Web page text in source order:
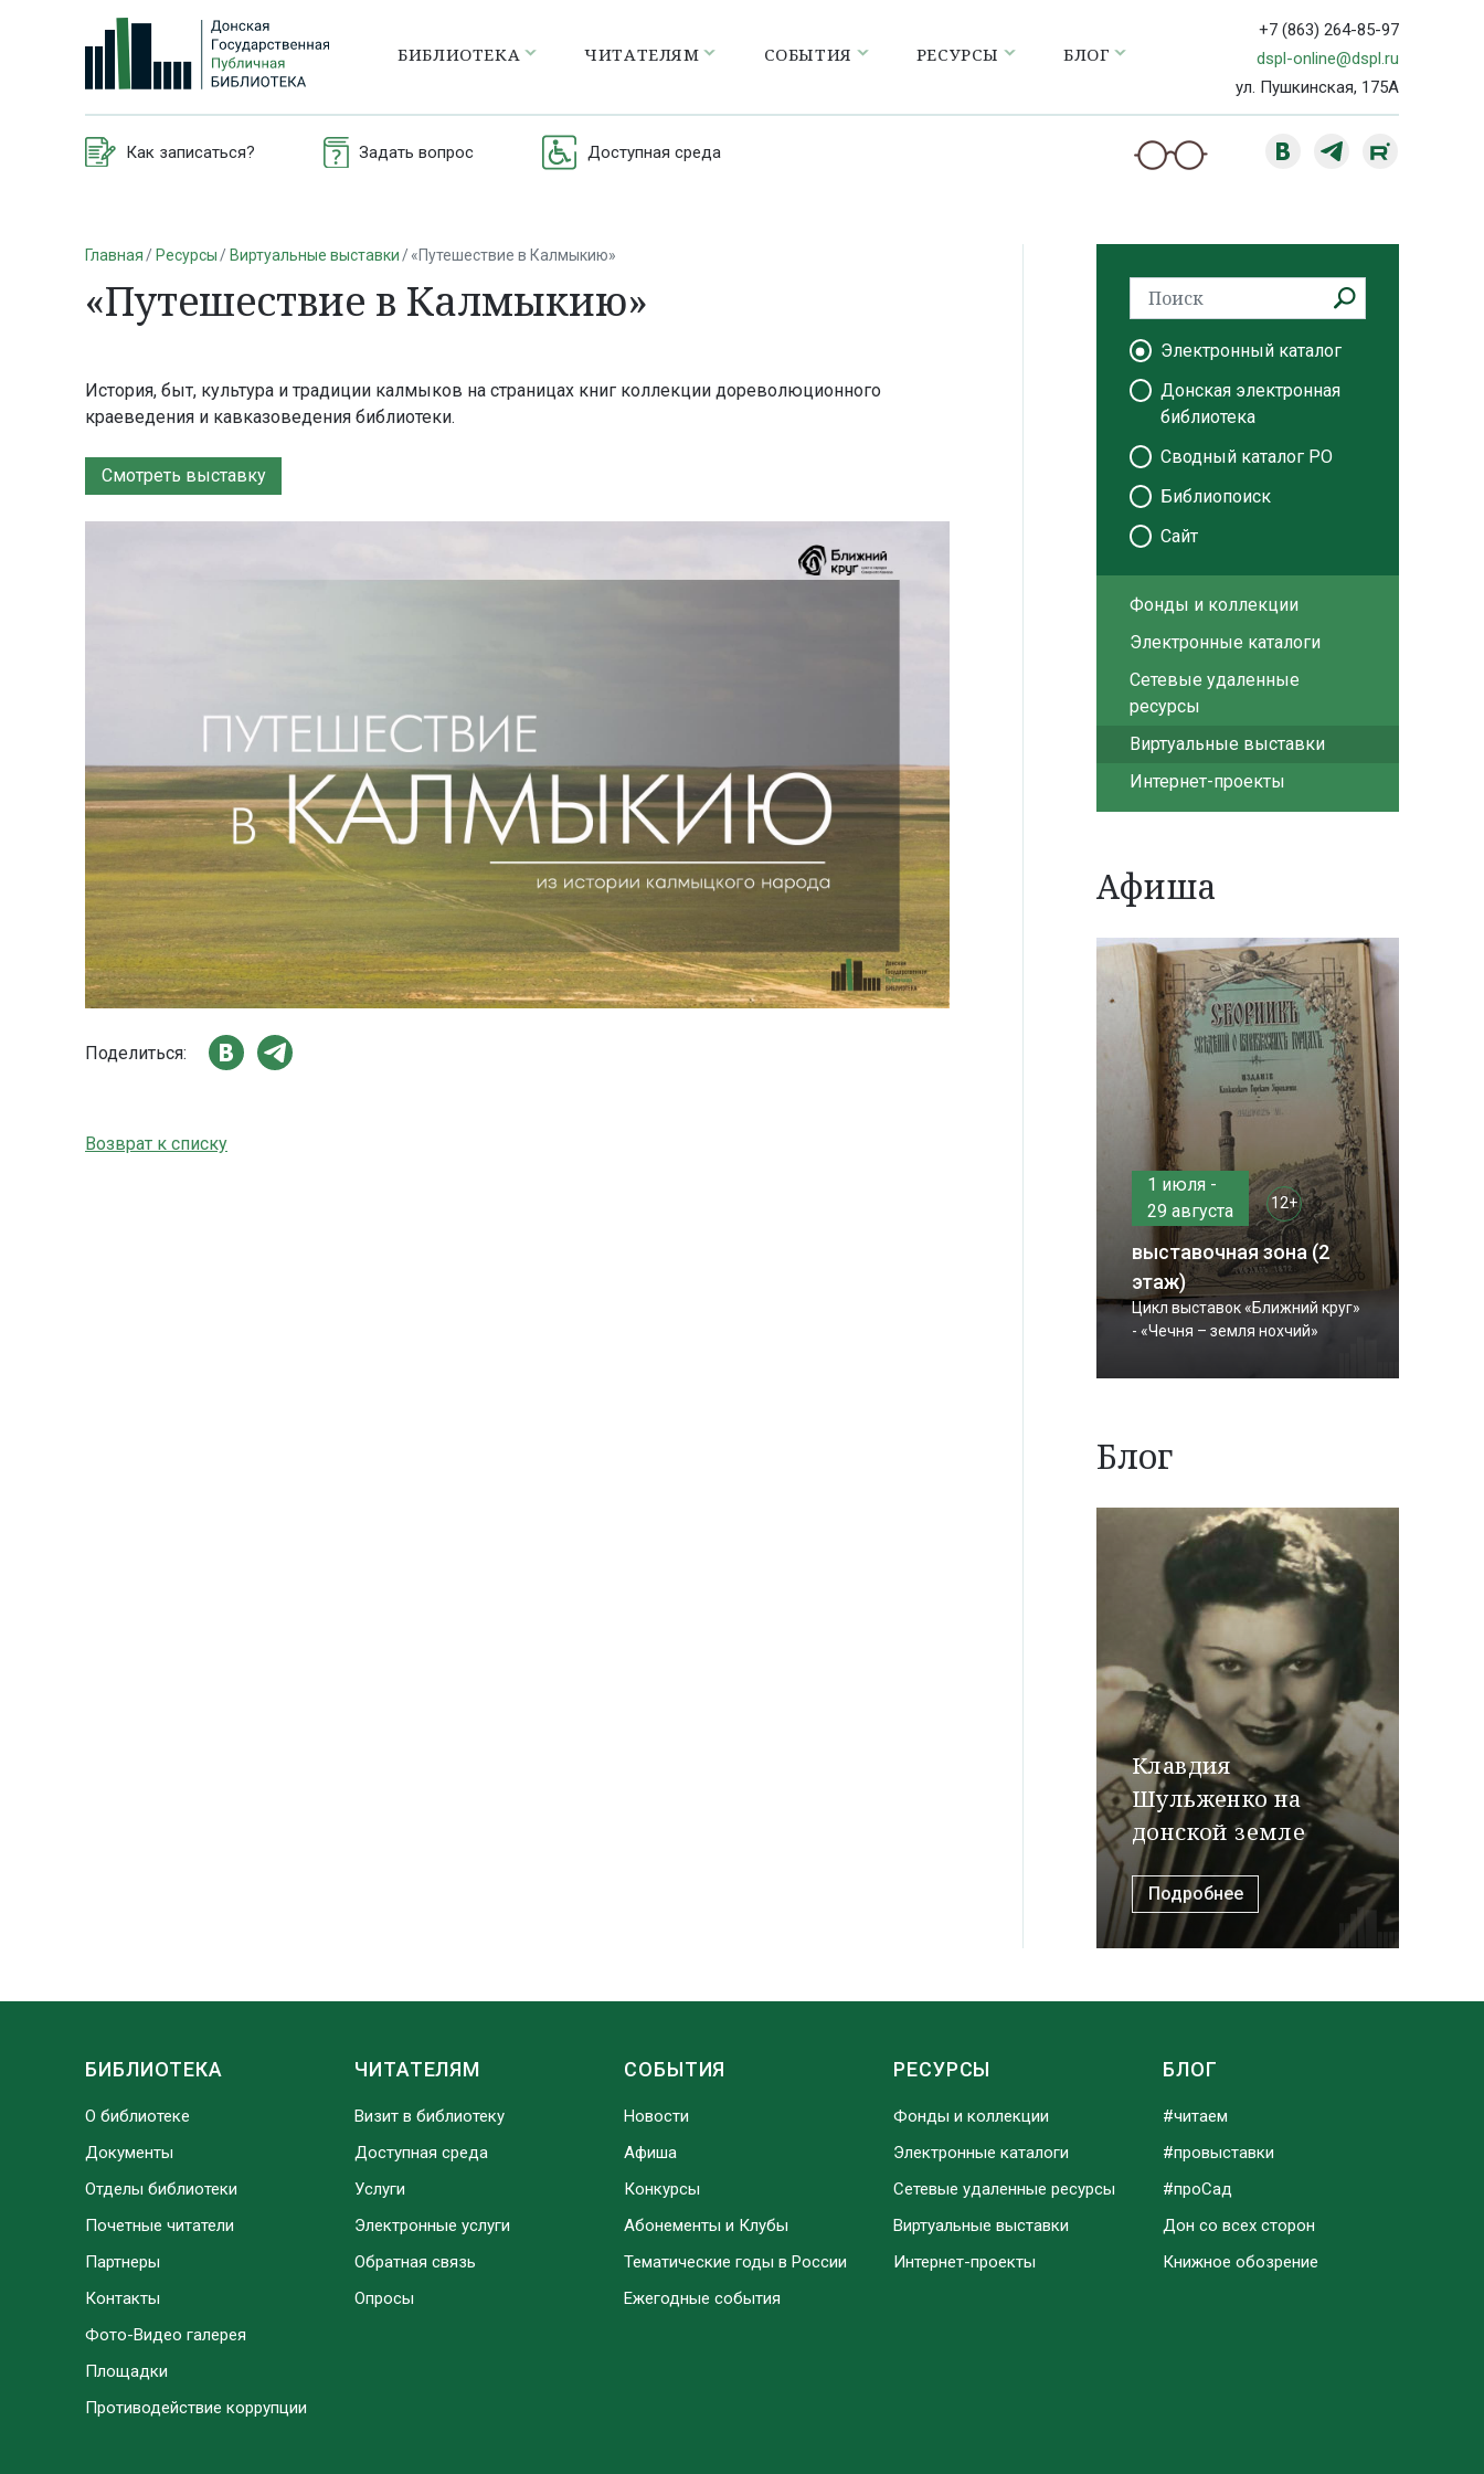
БИБЛИОТЕКА ЧИТАТЕЛЯМ СОБЫТИЯ РЕСУРСЫ БЛОГ
+7 (863) 264-85-97
dspl-online@dspl.ru
ул. Пушкинская, 175А
Как записаться? Задать вопрос Доступная среда
Главная Ресурсы Виртуальные выставки «Путешествие в Калмыкию»
«Путешествие в Калмыкию»
История, быт, культура и традиции калмыков на страницах книг коллекции дореволюционного
краеведения и кавказоведения библиотеки.
Смотреть выставку
Поделиться:
Возврат к списку
Электронный каталог
Донская электронная
библиотека
Сводный каталог РО
Библиопоиск
Сайт
Фонды и коллекции
Электронные каталоги
Сетевые удаленные
ресурсы
Виртуальные выставки
Интернет-проекты
Афиша
1 июля -
29 августа
12+
выставочная зона (2
этаж)
Цикл выставок «Ближний круг»
- «Чечня – земля нохчий»
Блог
Клавдия
Шульженко на
донской земле
Подробнее
БИБЛИОТЕКА
О библиотеке
Документы
Отделы библиотеки
Почетные читатели
Партнеры
Контакты
Фото-Видео галерея
Площадки
Противодействие коррупции
ЧИТАТЕЛЯМ
Визит в библиотеку
Доступная среда
Услуги
Электронные услуги
Обратная связь
Опросы
СОБЫТИЯ
Новости
Афиша
Конкурсы
Абонементы и Клубы
Тематические годы в России
Ежегодные события
РЕСУРСЫ
Фонды и коллекции
Электронные каталоги
Сетевые удаленные ресурсы
Виртуальные выставки
Интернет-проекты
БЛОГ
#читаем
#провыставки
#проСад
Дон со всех сторон
Книжное обозрение